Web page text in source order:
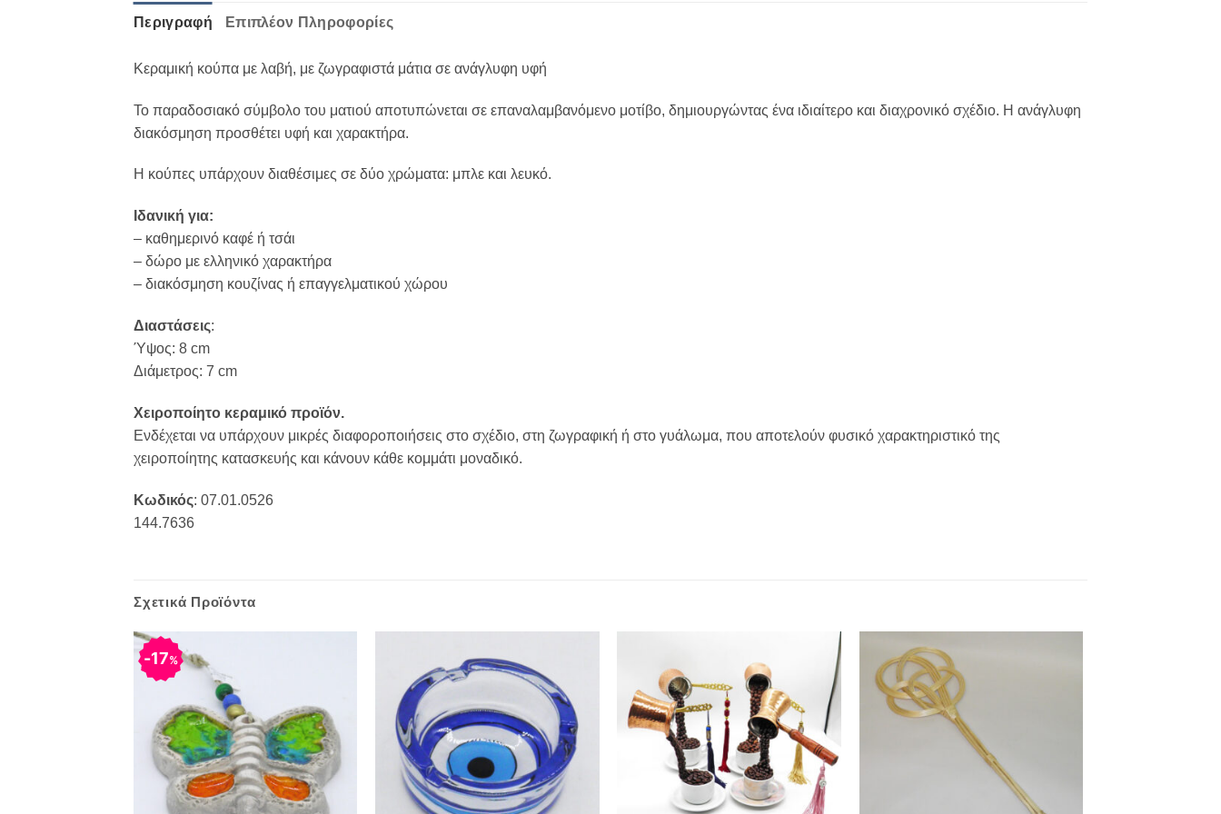
Περιγραφή Επιπλέον Πληροφορίες
Κεραμική κούπα με λαβή, με ζωγραφιστά μάτια σε ανάγλυφη υφή
Το παραδοσιακό σύμβολο του ματιού αποτυπώνεται σε επαναλαμβανόμενο μοτίβο, δημιουργώντας ένα ιδιαίτερο και διαχρονικό σχέδιο. Η ανάγλυφη
διακόσμηση προσθέτει υφή και χαρακτήρα.
Η κούπες υπάρχουν διαθέσιμες σε δύο χρώματα: μπλε και λευκό.
Ιδανική για:
– καθημερινό καφέ ή τσάι
– δώρο με ελληνικό χαρακτήρα
– διακόσμηση κουζίνας ή επαγγελματικού χώρου
Διαστάσεις:
Ύψος: 8 cm
Διάμετρος: 7 cm
Χειροποίητο κεραμικό προϊόν.
Ενδέχεται να υπάρχουν μικρές διαφοροποιήσεις στο σχέδιο, στη ζωγραφική ή στο γυάλωμα, που αποτελούν φυσικό χαρακτηριστικό της
χειροποίητης κατασκευής και κάνουν κάθε κομμάτι μοναδικό.
Κωδικός: 07.01.0526
144.7636
Σχετικά Προϊόντα
17%